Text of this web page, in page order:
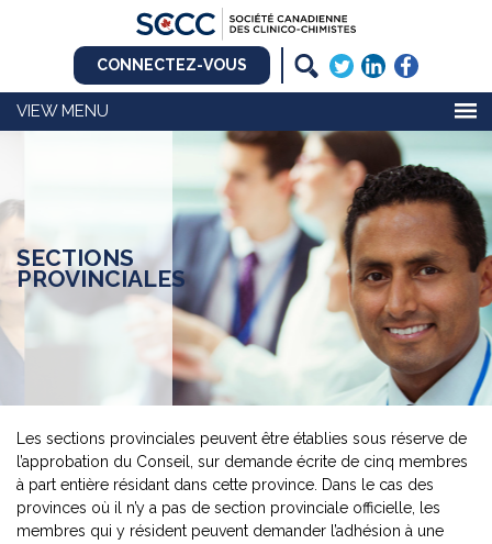
CONNECTEZ-VOUS
MENU
SECTIONS
PROVINCIALES
Les sections provinciales peuvent être établies sous réserve de
l’approbation du Conseil, sur demande écrite de cinq membres
à part entière résidant dans cette province. Dans le cas des
provinces où il n’y a pas de section provinciale officielle, les
membres qui y résident peuvent demander l’adhésion à une